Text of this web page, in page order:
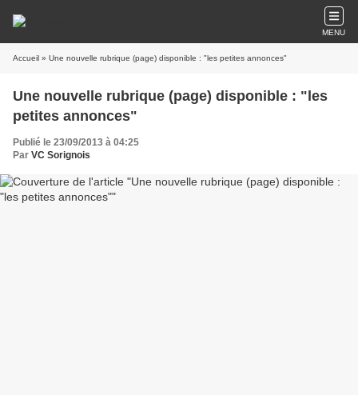
MENU
Accueil » Une nouvelle rubrique (page) disponible : "les petites annonces"
Une nouvelle rubrique (page) disponible : "les
petites annonces"
Publié le 23/09/2013 à 04:25
Par VC Sorignois